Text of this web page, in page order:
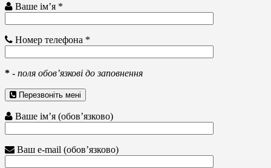
Ваше ім’я *
Номер телефона *
* - поля обов’язкові до заповнення
Перезвоніть мені
Ваше ім’я (обов’язково)
Ваш e-mail (обов’язково)